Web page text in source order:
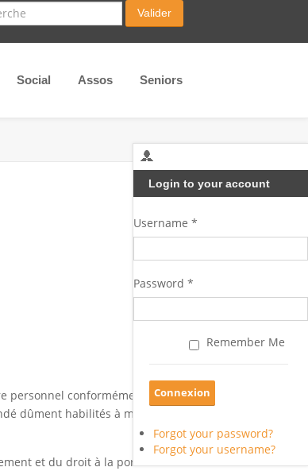
Valider
Social Assos Seniors
Login to your account
Username *
Password *
Remember Me
Forgot your password?
Forgot your username?
personnel conformément à
dûment habilités à mettre en
et du droit à la portabilité.